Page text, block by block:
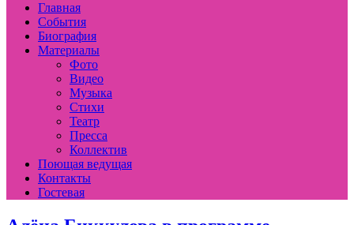
Главная
События
Биография
Материалы
Фото
Видео
Музыка
Стихи
Театр
Пресса
Коллектив
Поющая ведущая
Контакты
Гостевая